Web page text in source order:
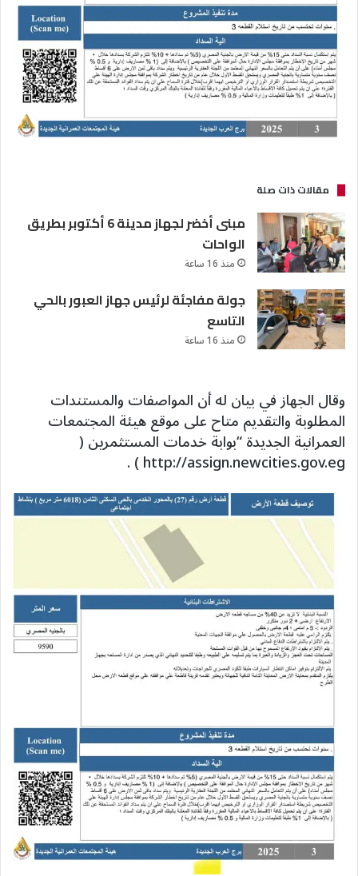
مقالات ذات صلة
مبنى أخضر لجهاز مدينة 6 أكتوبر بطريق
الواحات
منذ 16 ساعة
جولة مفاجئة لرئيس جهاز العبور بالحي
التاسع
منذ 16 ساعة
وقال الجهاز في بيان له أن المواصفات والمستندات
المطلوبة والتقديم متاح على موقع هيئة المجتمعات
العمرانية الجديدة “بوابة خدمات المستثمرين (
http://assign.newcities.gov.eg ) .